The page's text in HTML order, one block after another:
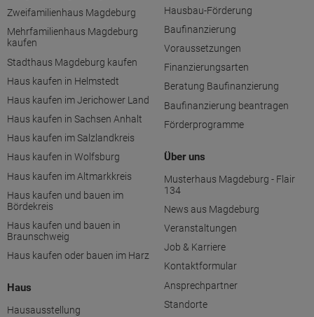
Zweifamilienhaus Magdeburg
Mehrfamilienhaus Magdeburg
kaufen
Stadthaus Magdeburg kaufen
Haus kaufen in Helmstedt
Haus kaufen im Jerichower Land
Haus kaufen in Sachsen Anhalt
Haus kaufen im Salzlandkreis
Haus kaufen in Wolfsburg
Haus kaufen im Altmarkkreis
Haus kaufen und bauen im
Bördekreis
Haus kaufen und bauen in
Braunschweig
Haus kaufen oder bauen im Harz
Haus
Hausausstellung
Hausbau-Förderung
Baufinanzierung
Voraussetzungen
Finanzierungsarten
Beratung Baufinanzierung
Baufinanzierung beantragen
Förderprogramme
Über uns
Musterhaus Magdeburg - Flair
134
News aus Magdeburg
Veranstaltungen
Job & Karriere
Kontaktformular
Ansprechpartner
Standorte